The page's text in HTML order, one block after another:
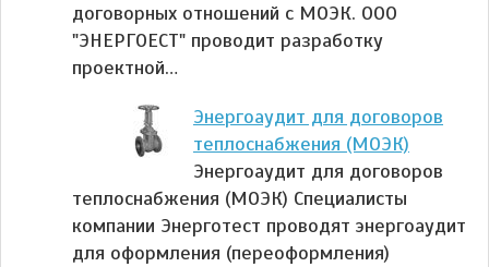
договорных отношений с МОЭК. ООО
"ЭНЕРГОЕСТ" проводит разработку
проектной…
Энергоаудит для договоров
теплоснабжения (МОЭК)
Энергоаудит для договоров
теплоснабжения (МОЭК) Специалисты
компании Энерготест проводят энергоаудит
для оформления (переоформления)